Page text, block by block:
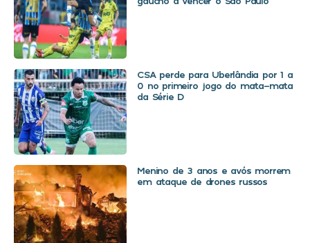
CSA perde para Uberlândia por 1 a
0 no primeiro jogo do mata-mata
da Série D
Menino de 3 anos e avós morrem
em ataque de drones russos